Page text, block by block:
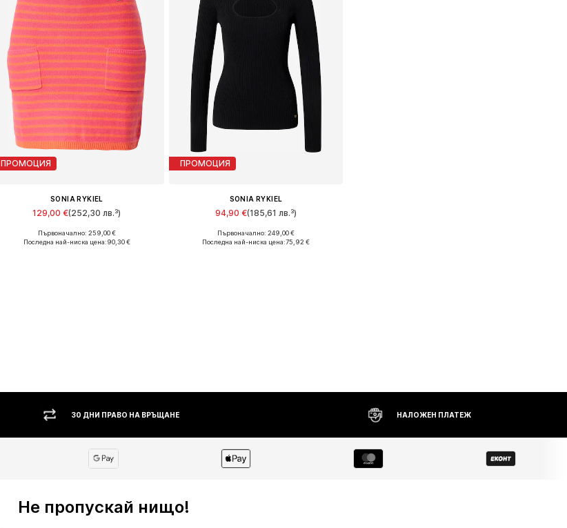
ПРОМОЦИЯ
SONIA RYKIEL
129,00 €(252,30 лв.³)
Налични размери: 40
Първоначално: 259,00 €
Последна най-ниска цена:90,30 €
ПРОМОЦИЯ
SONIA RYKIEL
94,90 €(185,61 лв.³)
Налични размери: S
Първоначално: 249,00 €
Последна най-ниска цена:75,92 €
30 ДНИ ПРАВО НА ВРЪЩАНЕ НАЛОЖЕН ПЛАТЕЖ
Не пропускай нищо!